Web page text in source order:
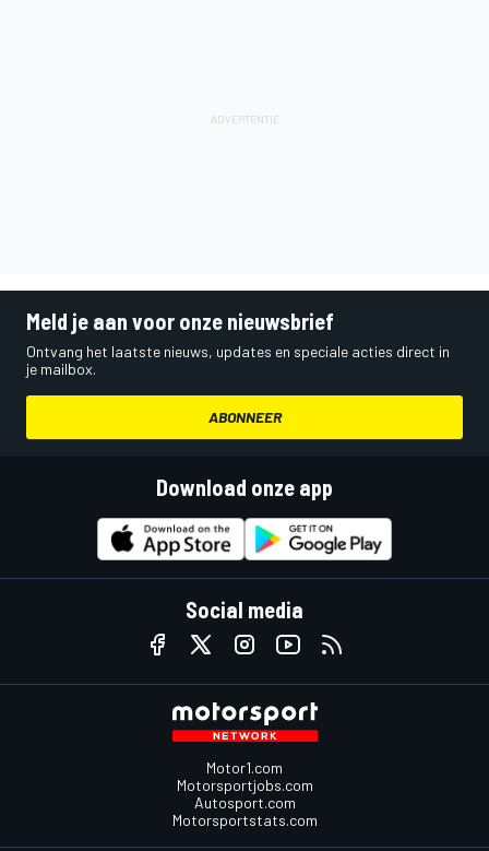
Meld je aan voor onze nieuwsbrief
Ontvang het laatste nieuws, updates en speciale acties direct in
je mailbox.
ABONNEER
Download onze app
Social media
Motor1.com
Motorsportjobs.com
Autosport.com
Motorsportstats.com